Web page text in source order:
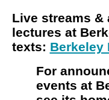
Live streams &
lectures at
texts: Berkeley
For
events at